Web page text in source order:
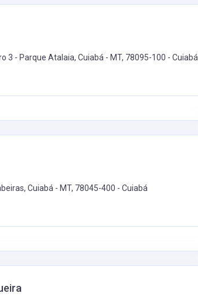
3 - Parque Atalaia, Cuiabá - MT, 78095-100 -Cuiabá
Cuiabá - MT, 78045-400 -Cuiabá